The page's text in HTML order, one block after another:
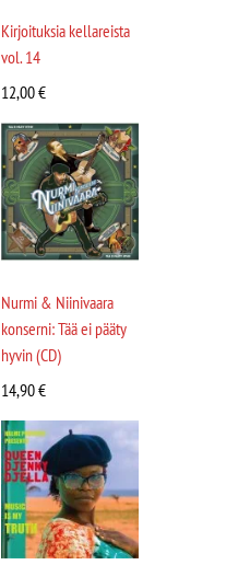
Kirjoituksia kellareista
vol. 14
12,00€
Nurmi & Niinivaara
konserni: Tää ei pääty
hyvin (CD)
14,90€